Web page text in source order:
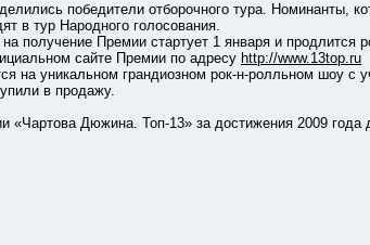
победители отборочного тура. Номинанты,
в тур Народного голосования.
Премии стартует 1 января и продлится
сайте Премии по адресу http://www.13top.ru
уникальном грандиозном рок-н-ролльном шоу с
в продажу.
Дюжина. Топ-13» за достижения 2009 года